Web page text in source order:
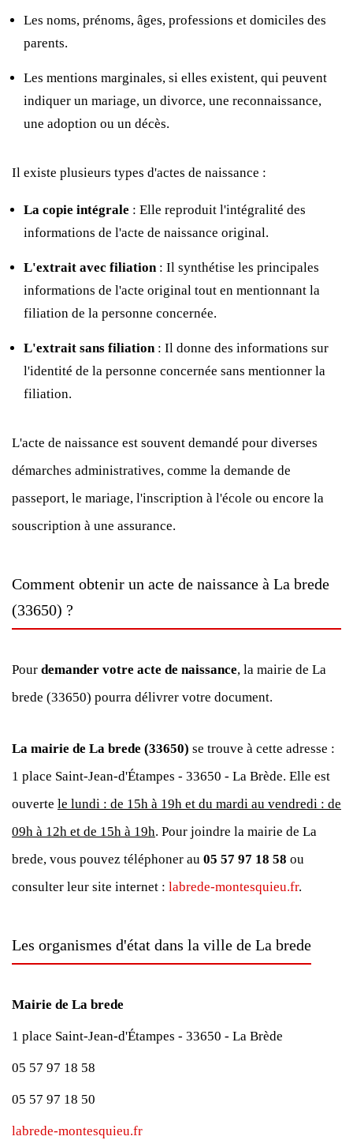
Les noms, prénoms, âges, professions et domiciles des
parents.
Les mentions marginales, si elles existent, qui peuvent
indiquer un mariage, un divorce, une reconnaissance,
une adoption ou un décès.
Il existe plusieurs types d'actes de naissance :
La copie intégrale : Elle reproduit l'intégralité des
informations de l'acte de naissance original.
L'extrait avec filiation: Il synthétise les principales
informations de l'acte original tout en mentionnant la
filiation de la personne concernée.
L'extrait sans filiation: Il donne des informations sur
l'identité de la personne concernée sans mentionner la
filiation.
L'acte de naissance est souvent demandé pour diverses
démarches administratives, comme la demande de
passeport, le mariage, l'inscription à l'école ou encore la
souscription à une assurance.
Comment obtenir un acte de naissance à La brede
(33650) ?
Pour demander votre acte de naissance, la mairie de La
brede (33650) pourra délivrer votre document.
La mairie de La brede (33650) se trouve à cette adresse :
1 place Saint-Jean-d'Étampes - 33650 - La Brède. Elle est
ouverte le lundi : de 15h à 19h et du mardi au vendredi : de
09h à 12h et de 15h à 19h. Pour joindre la mairie de La
brede, vous pouvez téléphoner au 05 57 97 18 58 ou
consulter leur site internet : labrede-montesquieu.fr.
Les organismes d'état dans la ville de La brede
Mairie de La brede
1 place Saint-Jean-d'Étampes - 33650 - La Brède
05 57 97 18 58
05 57 97 18 50
labrede-montesquieu.fr